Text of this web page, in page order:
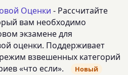
Оценки - Рассчитайте
вам необходимо
экзамене для
оценки. Поддерживает
взвешенных категорий
«что если».
Новый